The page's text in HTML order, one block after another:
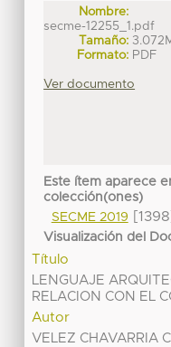
Nombre:
secme-12255_1.pdf
Tamaño:
Formato: PDF
Ver documento
Este ítem aparece
colección(ones)
SECME 2019
[1398]
Visualización del
Título
LENGUAJE
RELACION CON EL
Autor
VELEZ CHAVARRIA